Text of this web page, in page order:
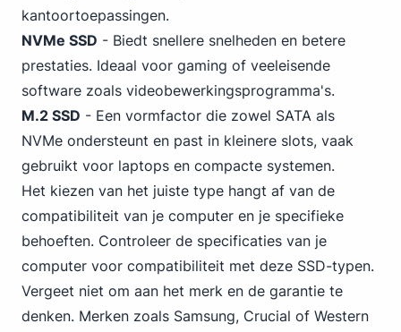
kantoortoepassingen.
NVMe SSD - Biedt snellere snelheden en betere
prestaties. Ideaal voor gaming of veeleisende
software zoals videobewerkingsprogramma's.
M.2 SSD - Een vormfactor die zowel SATA als
NVMe ondersteunt en past in kleinere slots, vaak
gebruikt voor laptops en compacte systemen.
Het kiezen van het juiste type hangt af van de
compatibiliteit van je computer en je specifieke
behoeften. Controleer de specificaties van je
computer voor compatibiliteit met deze SSD-typen.
Vergeet niet om aan het merk en de garantie te
denken. Merken zoals Samsung, Crucial of Western